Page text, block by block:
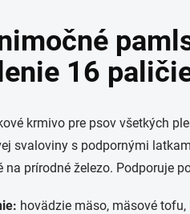
16
krmivo pre psov všetkých
svaloviny s podpornými
na prírodné železo. Podporuje
hovädzie mäso, mäsové